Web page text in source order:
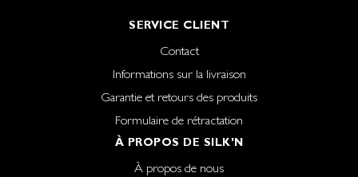
SERVICE CLIENT
Contact
Informations sur la livraison
Garantie et retours des produits
Formulaire de rétractation
À PROPOS DE SILK'N
À propos de nous